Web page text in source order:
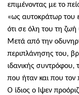
επιμένοντας με το
«ως αυτοκράτωρ του
ότι σε όλη του τη ζωή
Μετά από την
περιπλάνησης του,
ιδανικής συντρόφου,
που ήταν και που τον
Ο ίδιος ο Ιψεν